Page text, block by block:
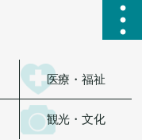
ハ
医療・福祉
観光・文化